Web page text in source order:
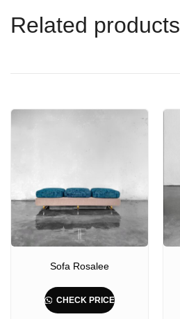
Related products
Sofa Rosalee
CHECK PRICE